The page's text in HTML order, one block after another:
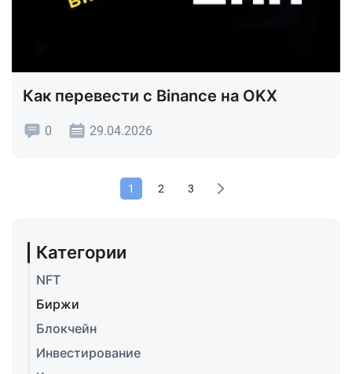
Как перевести с Binance на OKX
0 29.04.2026
1 2 3
Категории
NFT
Биржи
Блокчейн
Инвестирование